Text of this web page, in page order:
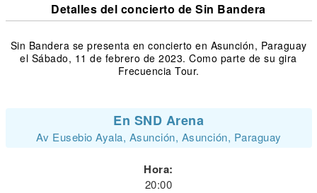
Detalles del concierto de Sin Bandera
Sin Bandera se presenta en concierto en Asunción, Paraguay
el Sábado, 11 de febrero de 2023. Como parte de su gira
Frecuencia Tour.
En SND Arena
Av Eusebio Ayala, Asunción, Asunción, Paraguay
Hora:
20:00